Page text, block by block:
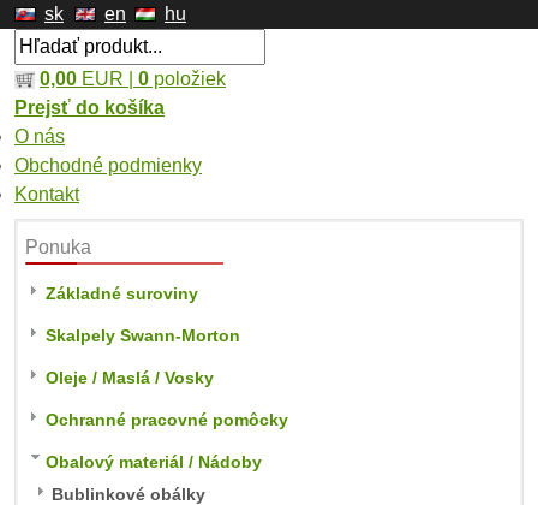
sk en hu
0,00 EUR | 0 položiek
Prejsť do košíka
O nás
Obchodné podmienky
Kontakt
Ponuka
Základné suroviny
Skalpely Swann-Morton
Oleje / Maslá / Vosky
Ochranné pracovné pomôcky
Obalový materiál / Nádoby
Bublinkové obálky